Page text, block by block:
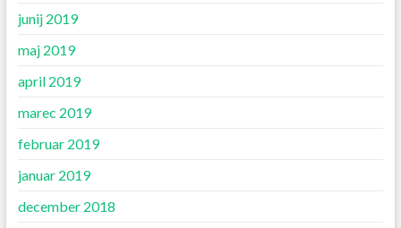
junij 2019
maj 2019
april 2019
marec 2019
februar 2019
januar 2019
december 2018